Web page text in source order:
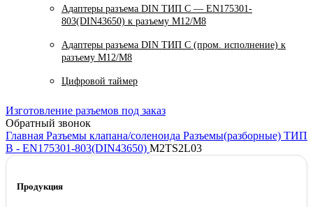
Адаптеры разъема DIN ТИП C — EN175301-
803(DIN43650) к разъему M12/M8
Адаптеры разъема DIN ТИП C (пром. исполнение) к
разъему M12/M8
Цифровой таймер
Изготовление разъемов под заказ
Обратный звонок
Главная Разъемы клапана/соленоида Разъемы(разборные) ТИП
B - EN175301-803(DIN43650) M2TS2L03
Продукция